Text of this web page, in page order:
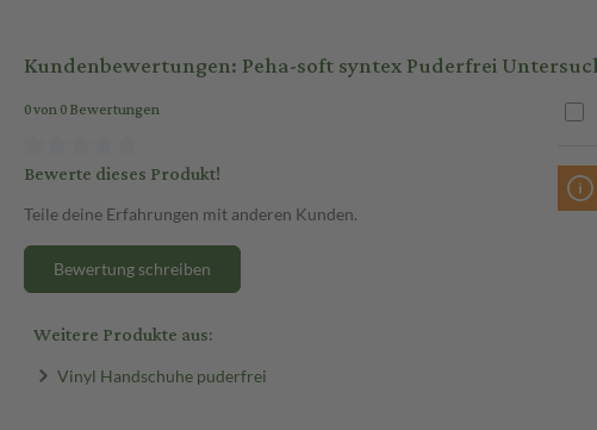
Kundenbewertungen: Peha-soft syntex Puderfrei
0 von 0 Bewertungen
Bewerte dieses Produkt!
Teile deine Erfahrungen mit anderen Kunden.
Bewertung schreiben
Weitere Produkte aus:
Vinyl Handschuhe puderfrei